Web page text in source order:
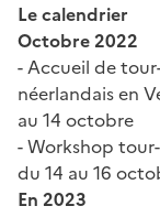
Le calendrier
Octobre 2022
-Accueil de
néerlandais en
au 14 octobre
-Workshop
du 14 au 16
En 2023